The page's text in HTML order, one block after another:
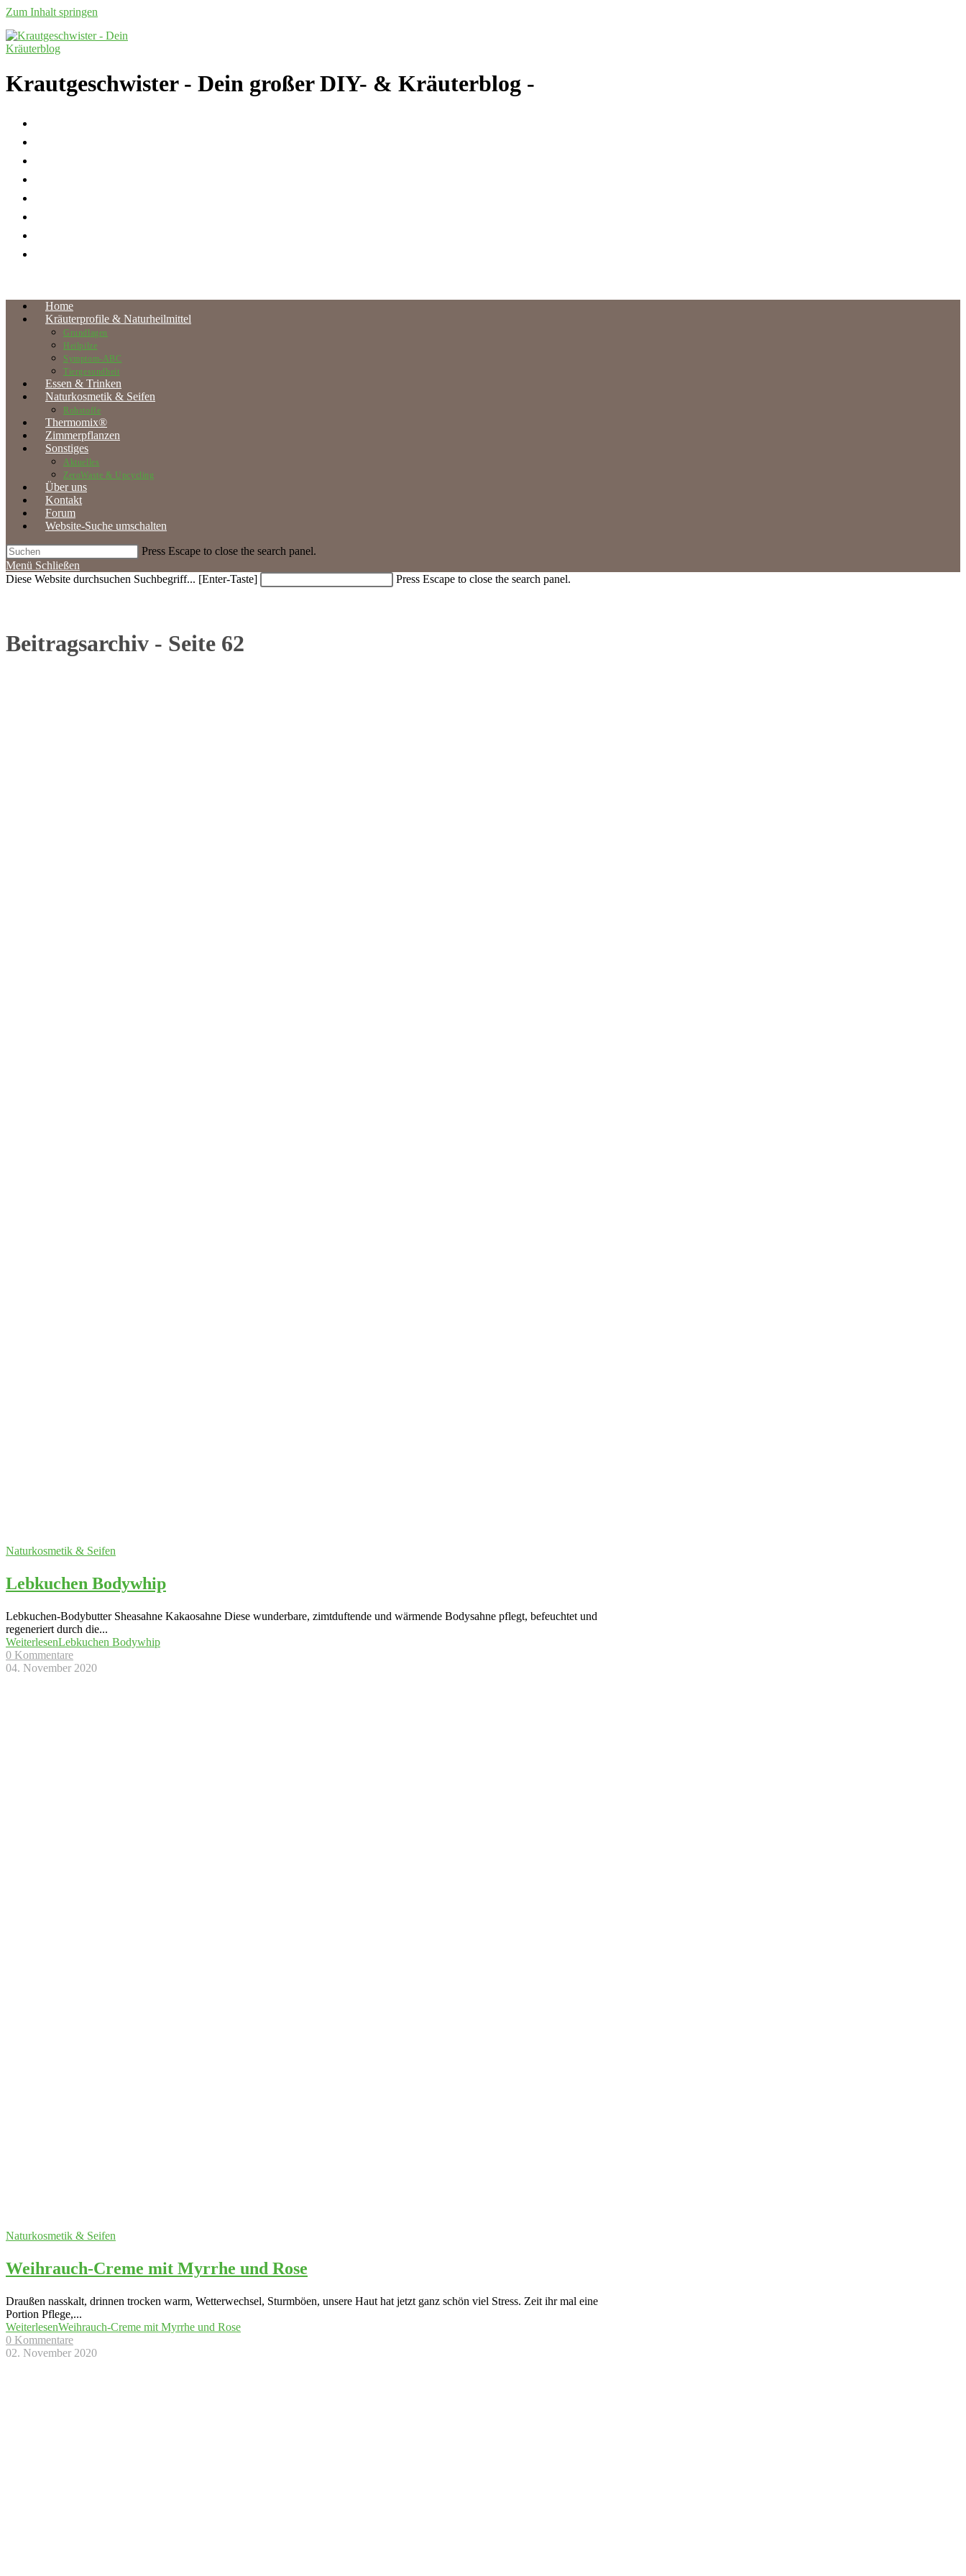
Zum Inhalt springen
Krautgeschwister - Dein großer DIY- & Kräuterblog -
Home
Kräuterprofile & Naturheilmittel
Grundlagen
Heilpilze
Symptom-ABC
Tiergesundheit
Essen & Trinken
Naturkosmetik & Seifen
Rohstoffe
Thermomix®
Zimmerpflanzen
Sonstiges
Aktuelles
ZeroWaste & Upcycling
Über uns
Kontakt
Forum
Website-Suche umschalten
Press Escape to close the search panel.
Menü Schließen
Diese Website durchsuchen Suchbegriff... [Enter-Taste] Press Escape to close the search panel.
Beitragsarchiv - Seite 62
Naturkosmetik & Seifen
Lebkuchen Bodywhip
Lebkuchen-Bodybutter Sheasahne Kakaosahne Diese wunderbare, zimtduftende und wärmende Bodysahne pflegt, befeuchtet und
regeneriert durch die...
WeiterlesenLebkuchen Bodywhip
0 Kommentare
04. November 2020
Naturkosmetik & Seifen
Weihrauch-Creme mit Myrrhe und Rose
Draußen nasskalt, drinnen trocken warm, Wetterwechsel, Sturmböen, unsere Haut hat jetzt ganz schön viel Stress. Zeit ihr mal eine
Portion Pflege,...
WeiterlesenWeihrauch-Creme mit Myrrhe und Rose
0 Kommentare
02. November 2020